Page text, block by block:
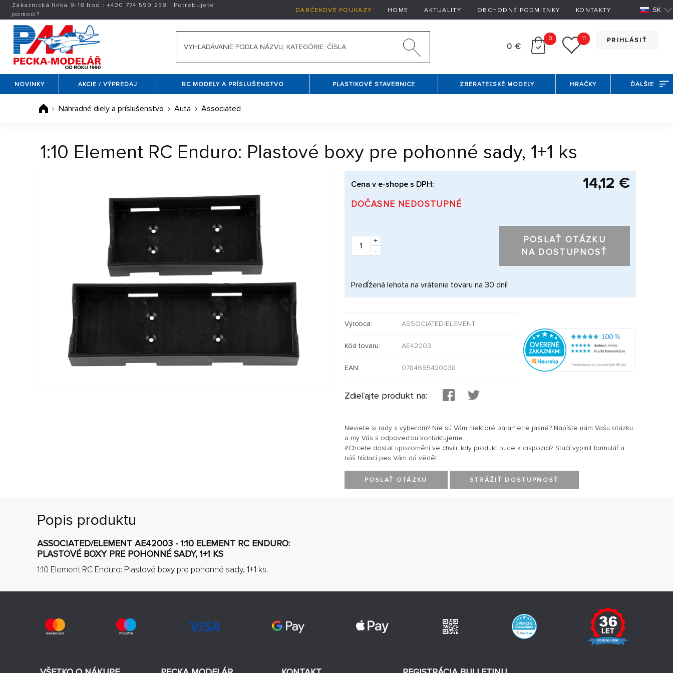
Zákaznická linka 9-18 hod.:+420 774 590 258 | Potrebujete
pomoci?
DARČEKOVÉ POUKAZY HOME AKTUALITY OBCHODNÉ PODMIENKY KONTAKTY SK
PRIHLÁSIŤ
0 €
0 11
NOVINKY AKCIE / VÝPREDAJ RC MODELY A PRÍSLUŠENSTVO PLASTIKOVÉ STAVEBNICE ZBERATEĽSKÉ MODELY HRAČKY ĎALŠIE
Náhradné diely a príslušenstvo Autá Associated
1:10 Element RC Enduro: Plastové boxy pre pohonné sady, 1+1 ks
Cena v e-shope s DPH: 14,12 €
DOČASNE NEDOSTUPNÉ
+
-
POSLAŤ OTÁZKU
NA DOSTUPNOSŤ
Predĺžená lehota na vrátenie tovaru na 30 dní!
Výrobca: ASSOCIATED/ELEMENT
Kód tovaru: AE42003
EAN: 0784695420038
Zdieľajte produkt na:
Neviete si rady s výberom? Nie sú Vám niektoré parametre jasné? Napíšte nám Vašu otázku
a my Vás s odpoveďou kontaktujeme.
#Chcete dostat upozornění ve chvíli, kdy produkt bude k dispozici? Stačí vyplnit formulář a
náš hlídací pes Vám dá vědět.
POSLAŤ OTÁZKU STRÁŽIŤ DOSTUPNOSŤ
Popis produktu
ASSOCIATED/ELEMENT AE42003 - 1:10 ELEMENT RC ENDURO:
PLASTOVÉ BOXY PRE POHONNÉ SADY, 1+1 KS
1:10 Element RC Enduro: Plastové boxy pre pohonné sady, 1+1 ks.